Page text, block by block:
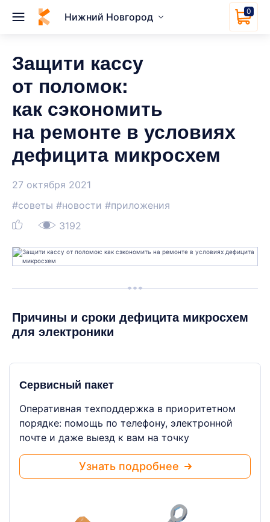
Нижний Новгород 0
Защити кассу
от поломок:
как сэкономить
на ремонте в условиях
дефицита микросхем
27 октября 2021
#советы #новости #приложения
3192
Причины и сроки дефицита микросхем
для электроники
Сервисный пакет
Оперативная техподдержка в приоритетном
порядке: помощь по телефону, электронной
почте и даже выезд к вам на точку
Узнать подробнее